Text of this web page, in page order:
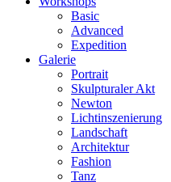
Basic
Advanced
Expedition
Galerie
Portrait
Skulpturaler Akt
Newton
Lichtinszenierung
Landschaft
Architektur
Fashion
Tanz